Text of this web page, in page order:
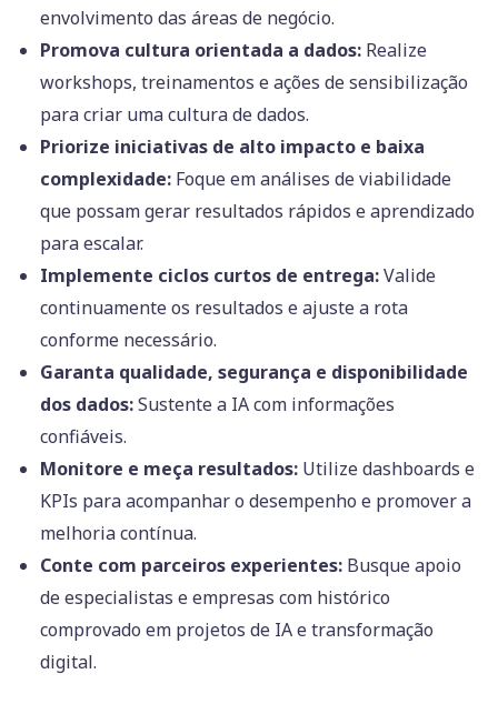
envolvimento das áreas de negócio.
Promova cultura orientada a dados:Realize
workshops, treinamentos e ações de sensibilização
para criar uma cultura de dados.
Priorize iniciativas de alto impacto e baixa
complexidade:Foque em análises de viabilidade
que possam gerar resultados rápidos e aprendizado
para escalar.
Implemente ciclos curtos de entrega:Valide
continuamente os resultados e ajuste a rota
conforme necessário.
Garanta qualidade, segurança e disponibilidade
dos dados:Sustente a IA com informações
confiáveis.
Monitore e meça resultados:Utilize dashboards e
KPIs para acompanhar o desempenho e promover a
melhoria contínua.
Conte com parceiros experientes:Busque apoio
de especialistas e empresas com histórico
comprovado em projetos de IA e transformação
digital.